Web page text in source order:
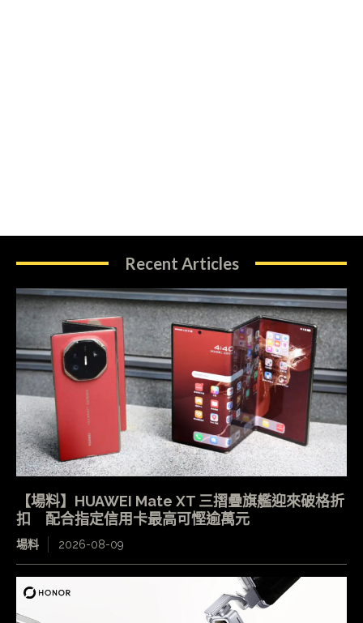
Recent Articles
【場料】HUAWEI Mate XT 三摺疊旗艦迎來破格折
扣 配合指定信用卡最高可慳逾萬元
場料 2026-08-09